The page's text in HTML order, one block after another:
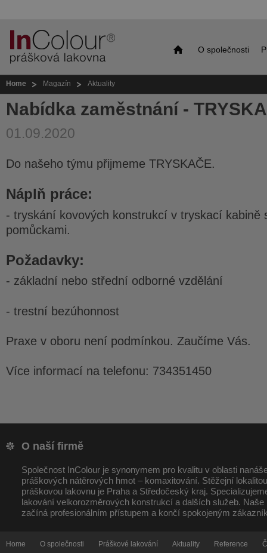
O společnosti
Home Magazín Aktuality
Nabídka zaměstnání -
01.09.2020
Do našeho týmu přijmeme TRYSKAČE.
Náplň práce:
- tryskání kovových konstrukcí v tryskací kabině
pomůckami.
Požadavky:
- základní nebo střední odborné vzdělání
- trestní bezúhonnost
Praxe v oboru není podmínkou. Zaučíme Vás.
Více informací na telefonu: 734351450
O naší firmě
Společnost InColour je synonymem pro kvalitu v oblasti
práškových nátěrových hmot – komaxitování. Stěžejní
práškovou lakovnu je Praha a Středočeský kraj.
lakování velkorozměrových konstrukcí a dalších služeb. Naše
začíná profesionálním přístupem a končí spokojeným
Home O společnosti Práškové lakování Aktuality Reference